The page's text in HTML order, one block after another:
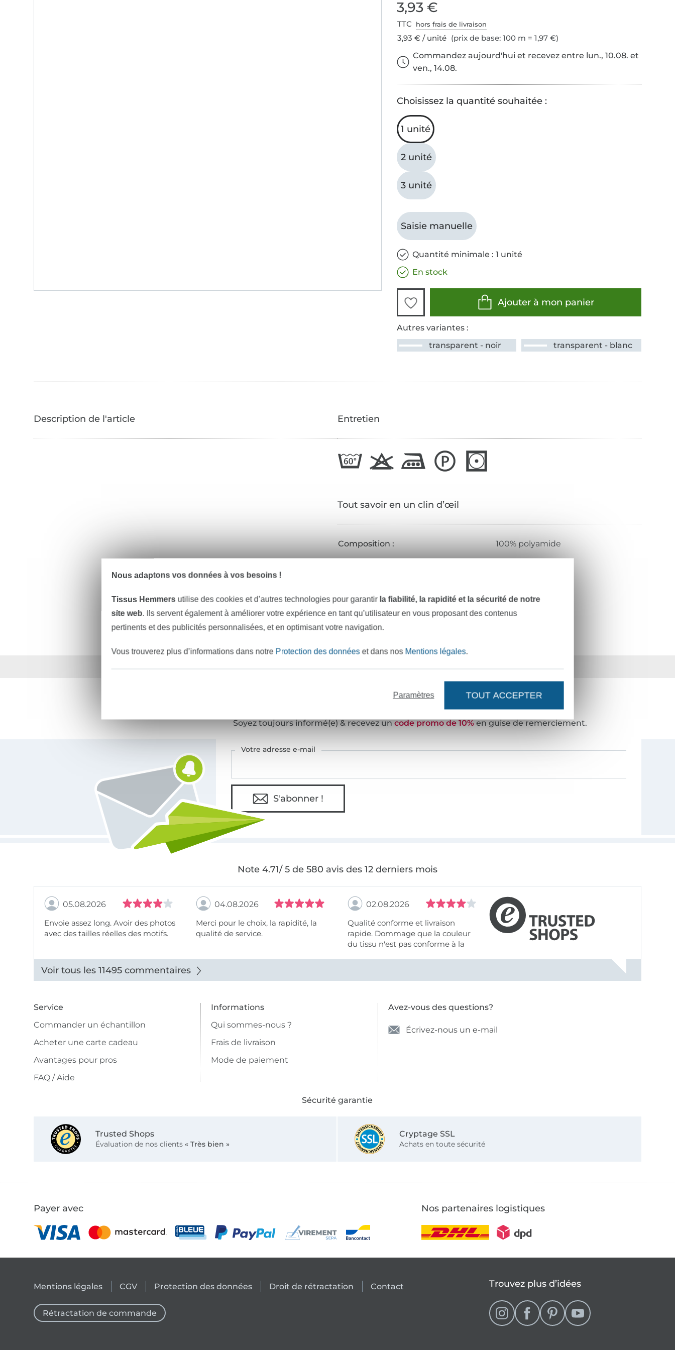
3,93 €
TTC hors frais de livraison
3,93 € / unité (prix de base: 100 m = 1,97 €)
Commandez aujourd'hui et recevez entre lun., 10.08. et
ven., 14.08.
Choisissez la quantité souhaitée :
1 unité
2 unité
3 unité
Saisie manuelle
Quantité minimale : 1 unité
En stock
Ajouter à mon panier
Autres variantes :
transparent - noir
transparent - blanc
Entretien
Tout savoir en un clin d’œil
Composition :
100% polyamide
Réf.:
709816-1005
Coordonnées du fabricant
Plus de 1.8 millions de mètres de tissu en stock Plus de 10000 clients satisfaits 36 ans d'expérience
VOULEZ-VOUS ÊTRE INFORMÉ DES NOUVEAUTÉS ?
Soyez toujours informé(e) & recevez un code promo de 10%en guise de remerciement.
Votre adresse e-mail
S'abonner !
Note 4.71/ 5 de 580 avis des 12 derniers mois
05.08.2026
Envoie assez long. Avoir des photos
avec des tailles réelles des motifs.
04.08.2026
Merci pour le choix, la rapidité, la
qualité de service.
02.08.2026
Qualité conforme et livraison
rapide. Dommage que la couleur
du tissu n'est pas conforme à la
Voir tous les 11495 commentaires
Service
Commander un échantillon
Acheter une carte cadeau
Avantages pour pros
FAQ / Aide
Informations
Qui sommes-nous ?
Frais de livraison
Mode de paiement
Avez-vous des questions?
Écrivez-nous un e-mail
Sécurité garantie
Trusted Shops
Évaluation de nos clients « Très bien »
Cryptage SSL
Achats en toute sécurité
Payer avec Nos partenaires logistiques
Mentions légales CGV Protection des données Droit de rétractation Contact
Rétractation de commande
Trouvez plus d’idées
Nous adaptons vos données à vos besoins !
Tissus Hemmers utilise des cookies et d’autres technologies pour garantir la fiabilité, la rapidité et la sécurité de notre
site web. Ils servent également à améliorer votre expérience en tant qu’utilisateur en vous proposant des contenus
pertinents et des publicités personnalisées, et en optimisant votre navigation.
Vous trouverez plus d’informations dans notre Protection des donnéeset dans nos Mentions légales.
Paramètres TOUT ACCEPTER